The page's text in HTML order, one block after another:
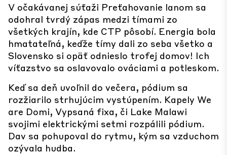
V očakávanej súťaži Preťahovanie lanom sa
odohral tvrdý zápas medzi tímami zo
všetkých krajín, kde CTP pôsobí. Energia bola
hmatateľná, keďže tímy dali zo seba všetko a
Slovensko si opäť odnieslo trofej domov! Ich
víťazstvo sa oslavovalo ováciami a potleskom.
Keď sa deň uvoľnil do večera, pódium sa
rozžiarilo strhujúcim vystúpením. Kapely We
are Domi, Vypsaná fixa, či Lake Malawi
svojimi elektrickými setmi rozpálili pódium.
Dav sa pohupoval do rytmu, kým sa vzduchom
ozývala hudba.